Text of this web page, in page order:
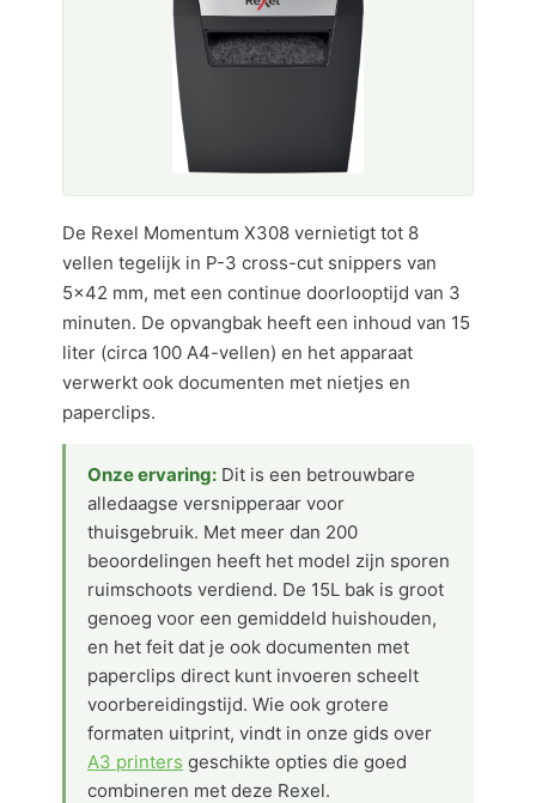
De Rexel Momentum X308 vernietigt tot 8
vellen tegelijk in P-3 cross-cut snippers van
5×42 mm, met een continue doorlooptijd van 3
minuten. De opvangbak heeft een inhoud van 15
liter (circa 100 A4-vellen) en het apparaat
verwerkt ook documenten met nietjes en
paperclips.
Onze ervaring: Dit is een betrouwbare
alledaagse versnipperaar voor
thuisgebruik. Met meer dan 200
beoordelingen heeft het model zijn sporen
ruimschoots verdiend. De 15L bak is groot
genoeg voor een gemiddeld huishouden,
en het feit dat je ook documenten met
paperclips direct kunt invoeren scheelt
voorbereidingstijd. Wie ook grotere
formaten uitprint, vindt in onze gids over
A3 printers geschikte opties die goed
combineren met deze Rexel.